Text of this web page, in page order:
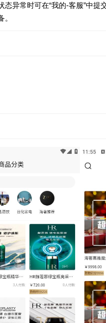
异常时可在“我的-客服”中提